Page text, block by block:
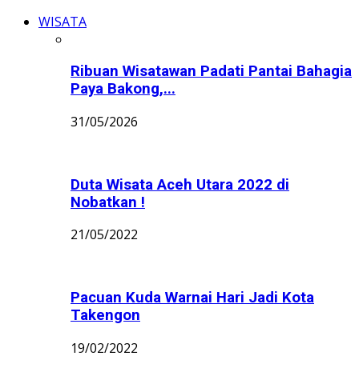
WISATA
Ribuan Wisatawan Padati Pantai Bahagia
Paya Bakong,...
31/05/2026
Duta Wisata Aceh Utara 2022 di
Nobatkan !
21/05/2022
Pacuan Kuda Warnai Hari Jadi Kota
Takengon
19/02/2022